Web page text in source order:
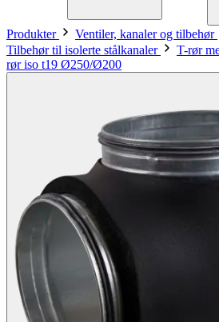
Produkter Ventiler, kanaler og tilbehør
Tilbehør til isolerte stålkanaler
T-rør
rør iso t19 Ø250/Ø200